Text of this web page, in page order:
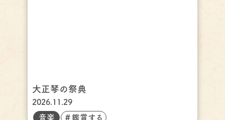
大正琴の祭典
2026.11.29
音楽
＃鑑賞する